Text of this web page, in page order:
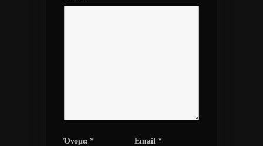
Όνομα * Email *